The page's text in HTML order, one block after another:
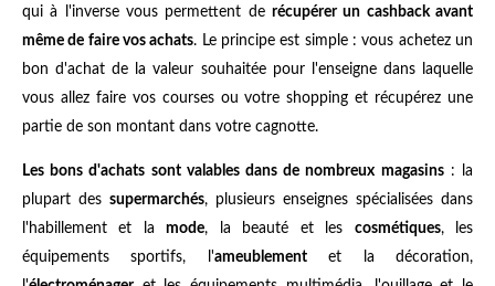
qui à l'inverse vous permettent de récupérer un cashback avant
même de faire vos achats. Le principe est simple : vous achetez un
bon d'achat de la valeur souhaitée pour l'enseigne dans laquelle
vous allez faire vos courses ou votre shopping et récupérez une
partie de son montant dans votre cagnotte.
Les bons d'achats sont valables dans de nombreux magasins: la
plupart des supermarchés, plusieurs enseignes spécialisées dans
l'habillement et lamode, la beauté et les cosmétiques, les
équipements sportifs, l'ameublementet la décoration,